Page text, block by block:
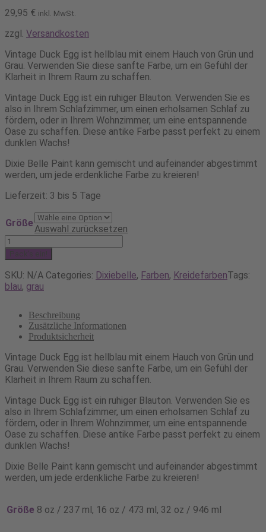
29,95 € inkl. MwSt.
zzgl. Versandkosten
Vintage Duck Egg ist hellblau mit einem Hauch von Grün und
Grau. Verwenden Sie diese sanfte Farbe, um ein Gefühl der
Klarheit in Ihrem Raum zu schaffen.
Vintage Duck Egg ist ein ruhiger Blauton. Verwenden Sie es
also in Ihrem Schlafzimmer, um einen erholsamen Schlaf zu
fördern, oder in Ihrem Wohnzimmer, um eine entspannende
Oase zu schaffen. Diese antike Farbe passt perfekt zu einem
dunklen Wachs!
Dixie Belle Paint kann gemischt und aufeinander abgestimmt
werden, um jede erdenkliche Farbe zu kreieren!
Lieferzeit: 3 bis 5 Tage
Größe
Auswahl zurücksetzen
Dixie
Chalk
Mineral
Paint
egg
Menge
SKU: N/A Categories: Dixiebelle, Farben, KreidefarbenTags:
blau, grau
Beschreibung
Zusätzliche Informationen
Produktsicherheit
Vintage Duck Egg ist hellblau mit einem Hauch von Grün und
Grau. Verwenden Sie diese sanfte Farbe, um ein Gefühl der
Klarheit in Ihrem Raum zu schaffen.
Vintage Duck Egg ist ein ruhiger Blauton. Verwenden Sie es
also in Ihrem Schlafzimmer, um einen erholsamen Schlaf zu
fördern, oder in Ihrem Wohnzimmer, um eine entspannende
Oase zu schaffen. Diese antike Farbe passt perfekt zu einem
dunklen Wachs!
Dixie Belle Paint kann gemischt und aufeinander abgestimmt
werden, um jede erdenkliche Farbe zu kreieren!
Größe 8 oz / 237 ml, 16 oz / 473 ml, 32 oz / 946 ml